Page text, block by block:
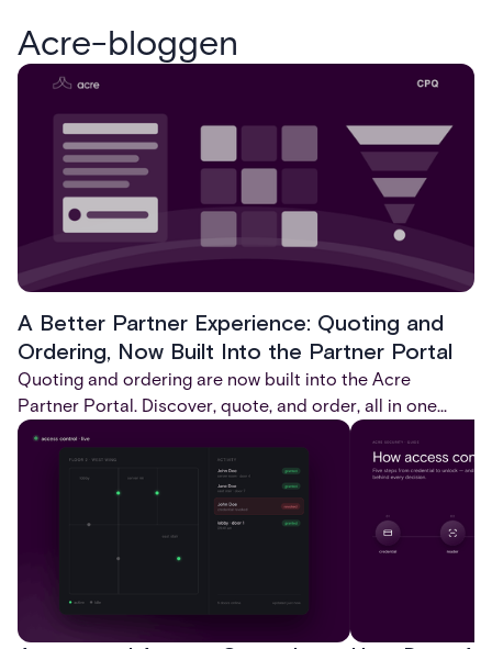
Acre-bloggen
A Better Partner Experience: Quoting and
Ordering, Now Built Into the Partner Portal
Quoting and ordering are now built into the Acre
Partner Portal. Discover, quote, and order, all in one
place, without ever leaving the portal.